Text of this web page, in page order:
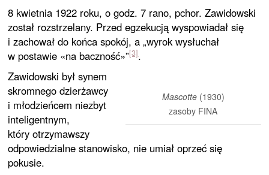
8 kwietnia 1922 roku, o godz. 7 rano, pchor. Zawidowski
został rozstrzelany. Przed egzekucją wyspowiadał się
i zachował do końca spokój, a „wyrok wysłuchał
w postawie «na baczność»”[3].
Mascotte(1930)
zasoby FINA
Zawidowski był synem
skromnego dzierżawcy
i młodzieńcem niezbyt
inteligentnym,
który otrzymawszy
odpowiedzialne stanowisko, nie umiał oprzeć się
pokusie.